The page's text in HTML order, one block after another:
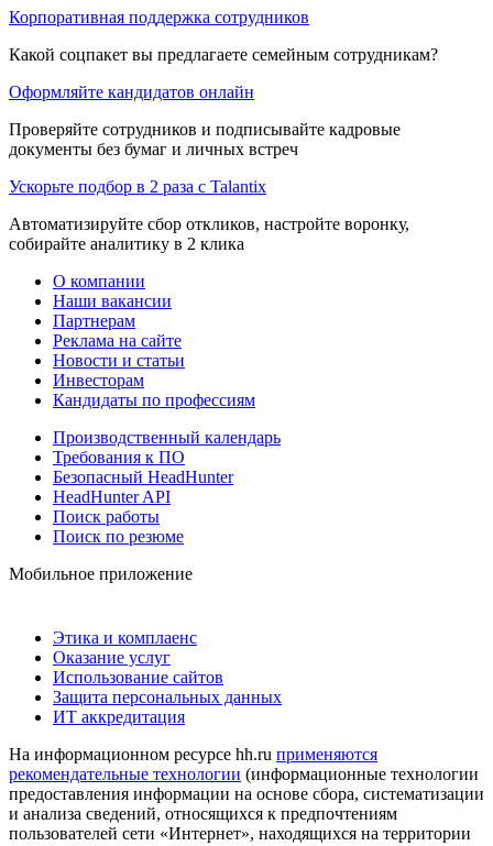
Корпоративная поддержка сотрудников
Какой соцпакет вы предлагаете семейным сотрудникам?
Оформляйте кандидатов онлайн
Проверяйте сотрудников и подписывайте кадровые
документы без бумаг и личных встреч
Ускорьте подбор в 2 раза с Talantix
Автоматизируйте сбор откликов, настройте воронку,
собирайте аналитику в 2 клика
О компании
Наши вакансии
Партнерам
Реклама на сайте
Новости и статьи
Инвесторам
Кандидаты по профессиям
Производственный календарь
Требования к ПО
Безопасный HeadHunter
HeadHunter API
Поиск работы
Поиск по резюме
Мобильное приложение
Этика и комплаенс
Оказание услуг
Использование сайтов
Защита персональных данных
ИТ аккредитация
На информационном ресурсе hh.ru применяются
рекомендательные технологии (информационные технологии
предоставления информации на основе сбора, систематизации
и анализа сведений, относящихся к предпочтениям
пользователей сети «Интернет», находящихся на территории